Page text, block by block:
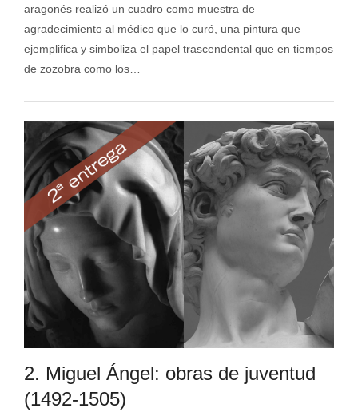
aragonés realizó un cuadro como muestra de
agradecimiento al médico que lo curó, una pintura que
ejemplifica y simboliza el papel trascendental que en tiempos
de zozobra como los…
2. Miguel Ángel: obras de juventud
(1492-1505)